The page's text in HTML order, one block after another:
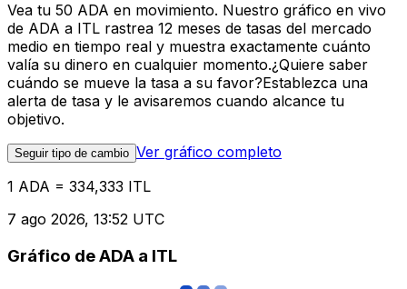
Vea tu 50 ADA en movimiento. Nuestro gráfico en vivo
de ADA a ITL rastrea 12 meses de tasas del mercado
medio en tiempo real y muestra exactamente cuánto
valía su dinero en cualquier momento.¿Quiere saber
cuándo se mueve la tasa a su favor?Establezca una
alerta de tasa y le avisaremos cuando alcance tu
objetivo.
Seguir tipo de cambio Ver gráfico completo
1 ADA = 334,333 ITL
7 ago 2026, 13:52 UTC
Gráfico de ADA a ITL